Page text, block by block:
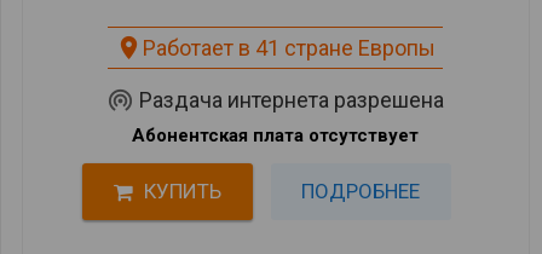
place Работает в 41 стране Европы
wifi_tethering Раздача интернета разрешена
Абонентская плата отсутствует
КУПИТЬ ПОДРОБНЕЕ